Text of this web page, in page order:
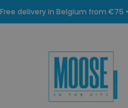
Free delivery in Belgium from